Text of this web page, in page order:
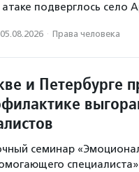
атаке подверглось село
05.08.2026 · Права человека
и Петербурге
семинар